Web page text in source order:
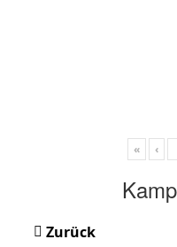
« ‹
Zurück